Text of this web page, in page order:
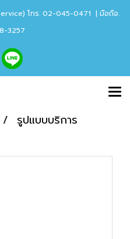
โทร. 02-045-0471 | มือถือ.
3257
รูปแบบบริการ